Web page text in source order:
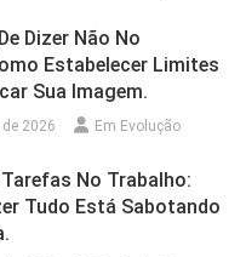
Dizer Não No
Estabelecer Limites
Sua Imagem.
2026 Em Evolução
No Trabalho:
Tudo Está Sabotando